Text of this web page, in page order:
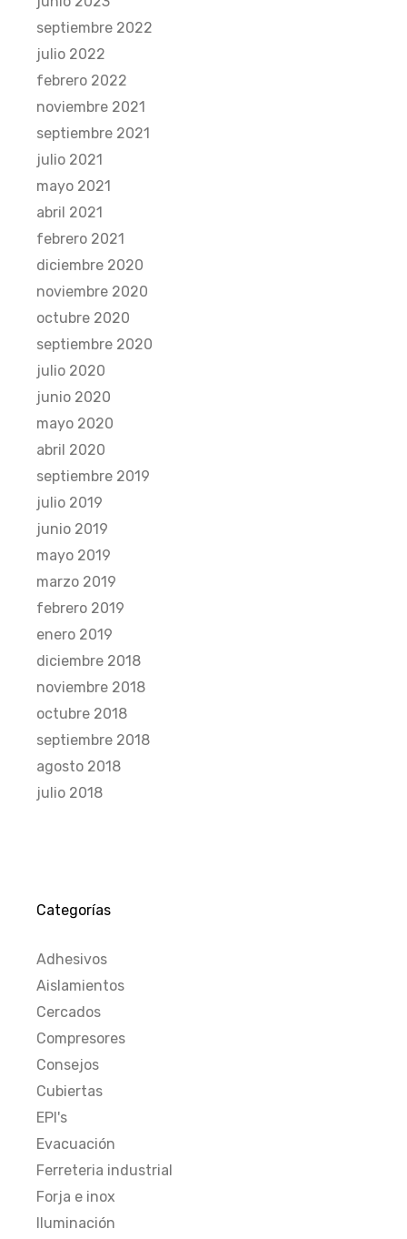
septiembre 2022
julio 2022
febrero 2022
noviembre 2021
septiembre 2021
julio 2021
mayo 2021
abril 2021
febrero 2021
diciembre 2020
noviembre 2020
octubre 2020
septiembre 2020
julio 2020
junio 2020
mayo 2020
abril 2020
septiembre 2019
julio 2019
junio 2019
mayo 2019
marzo 2019
febrero 2019
enero 2019
diciembre 2018
noviembre 2018
octubre 2018
septiembre 2018
agosto 2018
julio 2018
Categorías
Adhesivos
Aislamientos
Cercados
Compresores
Consejos
Cubiertas
EPI's
Evacuación
Ferreteria industrial
Forja e inox
Iluminación